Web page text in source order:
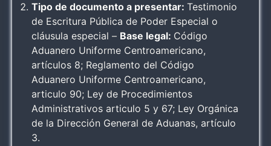
Tipo de documento a presentar: Testimonio
de Escritura Pública de Poder Especial o
cláusula especial – Base legal: Código
Aduanero Uniforme Centroamericano,
artículos 8; Reglamento del Código
Aduanero Uniforme Centroamericano,
articulo 90; Ley de Procedimientos
Administrativos articulo 5 y 67; Ley Orgánica
de la Dirección General de Aduanas, artículo
3.